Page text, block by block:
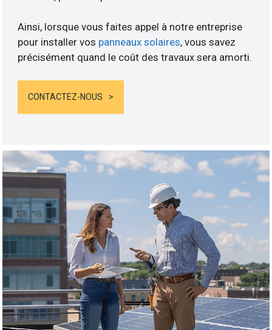
Ainsi, lorsque vous faites appel à notre entreprise
pour installer vos panneaux solaires, vous savez
précisément quand le coût des travaux sera amorti.
CONTACTEZ-NOUS